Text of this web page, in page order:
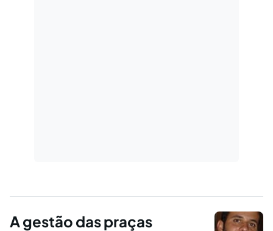
A gestão das praças